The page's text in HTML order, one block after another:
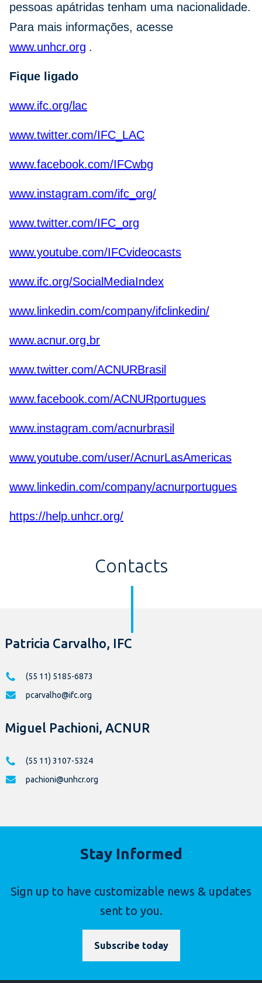
pessoas apátridas tenham uma nacionalidade.
Para mais informações, acesse
www.unhcr.org .
Fique ligado
www.ifc.org/lac
www.twitter.com/IFC_LAC
www.facebook.com/IFCwbg
www.instagram.com/ifc_org/
www.twitter.com/IFC_org
www.youtube.com/IFCvideocasts
www.ifc.org/SocialMediaIndex
www.linkedin.com/company/ifclinkedin/
www.acnur.org.br
www.twitter.com/ACNURBrasil
www.facebook.com/ACNURportugues
www.instagram.com/acnurbrasil
www.youtube.com/user/AcnurLasAmericas
www.linkedin.com/company/acnurportugues
https://help.unhcr.org/
Contacts
Patricia Carvalho, IFC
(55 11) 5185-6873
pcarvalho@ifc.org
Miguel Pachioni, ACNUR
(55 11) 3107-5324
pachioni@unhcr.org
Stay Informed
Sign up to have customizable news & updates
sent to you.
Subscribe today